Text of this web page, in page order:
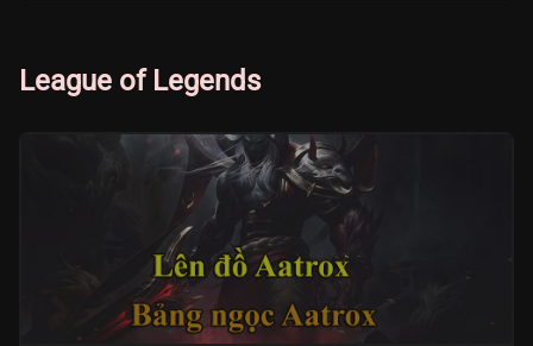
League of Legends